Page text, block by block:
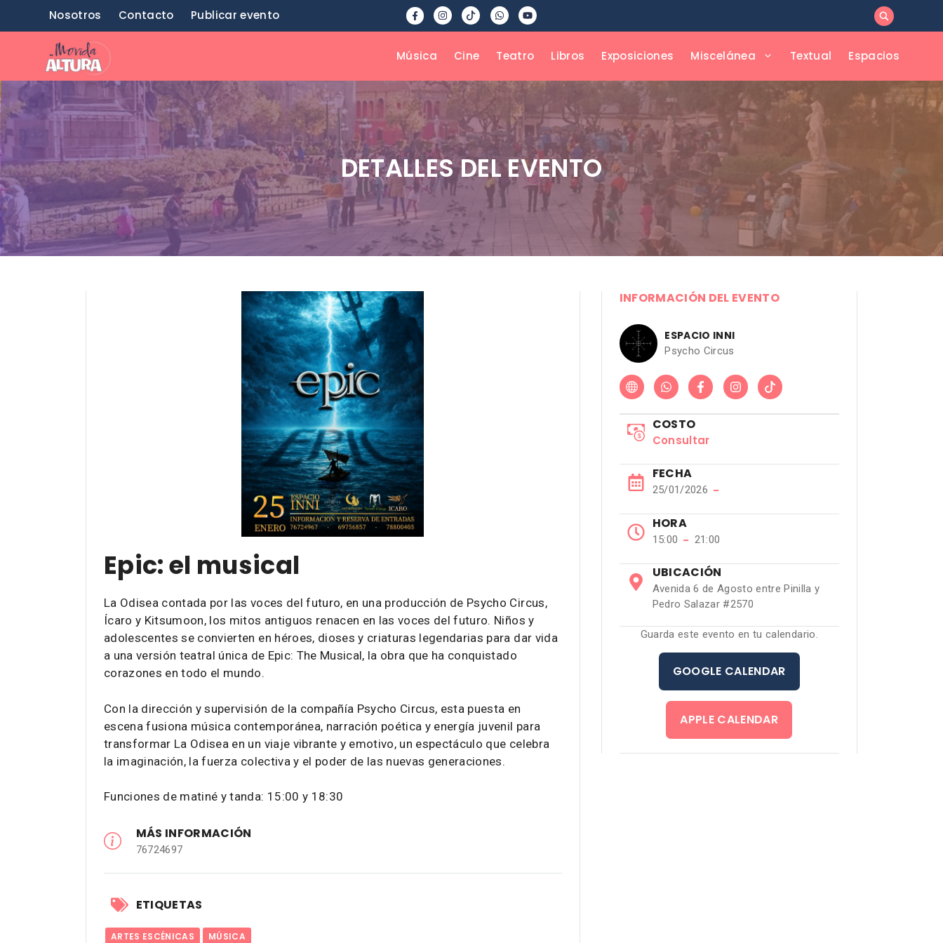
Nosotros Contacto Publicar evento
Música Cine Teatro Libros Exposiciones Miscelánea Textual Espacios
DETALLES DEL EVENTO
Epic: el musical
La Odisea contada por las voces del futuro, en una producción de Psycho Circus,
Ícaro y Kitsumoon, los mitos antiguos renacen en las voces del futuro. Niños y
adolescentes se convierten en héroes, dioses y criaturas legendarias para dar vida
a una versión teatral única de Epic: The Musical, la obra que ha conquistado
corazones en todo el mundo.
Con la dirección y supervisión de la compañía Psycho Circus, esta puesta en
escena fusiona música contemporánea, narración poética y energía juvenil para
transformar La Odisea en un viaje vibrante y emotivo, un espectáculo que celebra
la imaginación, la fuerza colectiva y el poder de las nuevas generaciones.
Funciones de matiné y tanda: 15:00 y 18:30
MÁS INFORMACIÓN
76724697
ETIQUETAS
ARTES ESCÉNICAS MÚSICA
INFORMACIÓN DEL EVENTO
ESPACIO INNI
Psycho Circus
COSTO
Consultar
FECHA
25/01/2026 −
HORA
15:00 − 21:00
UBICACIÓN
Avenida 6 de Agosto entre Pinilla y
Pedro Salazar #2570
Guarda este evento en tu calendario.
GOOGLE CALENDAR
APPLE CALENDAR